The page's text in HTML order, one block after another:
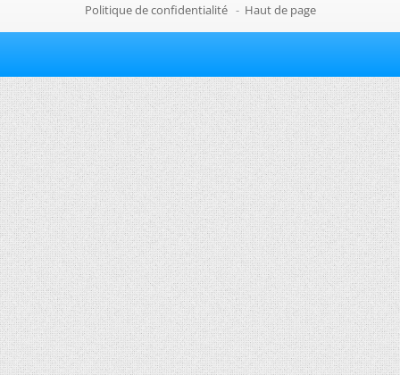
Politique de confidentialité - Haut de page